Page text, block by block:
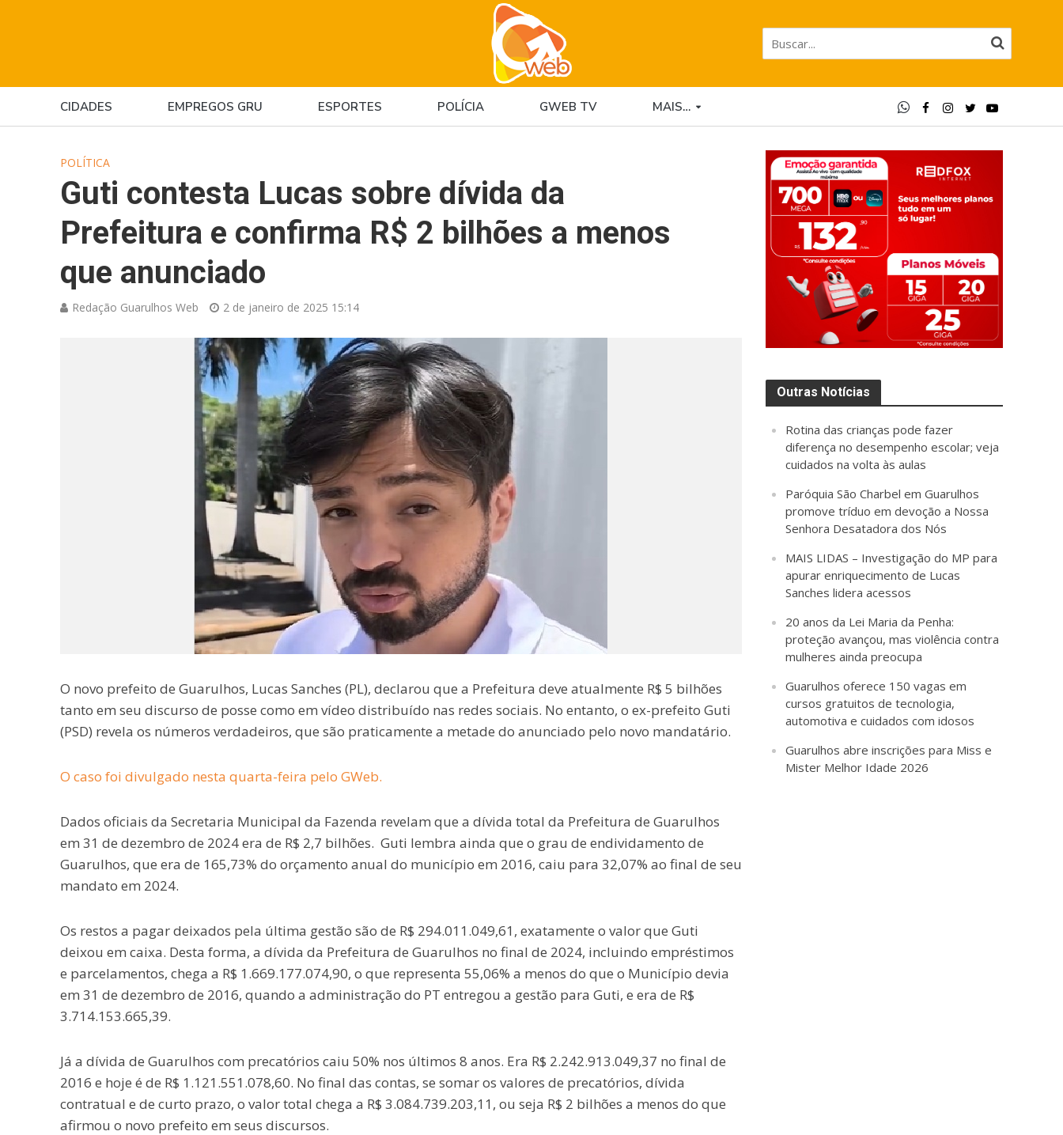
CIDADES EMPREGOS GRU ESPORTES POLÍCIA GWEB TV MAIS…
POLÍTICA
Guti contesta Lucas sobre dívida da
Prefeitura e confirma R$ 2 bilhões a menos
que anunciado
Redação Guarulhos Web 2 de janeiro de 2025 15:14
O novo prefeito de Guarulhos, Lucas Sanches (PL), declarou que a Prefeitura deve atualmente R$ 5 bilhões
tanto em seu discurso de posse como em vídeo distribuído nas redes sociais. No entanto, o ex-prefeito Guti
(PSD) revela os números verdadeiros, que são praticamente a metade do anunciado pelo novo mandatário.
O caso foi divulgado nesta quarta-feira pelo GWeb.
Dados oficiais da Secretaria Municipal da Fazenda revelam que a dívida total da Prefeitura de Guarulhos
em 31 de dezembro de 2024 era de R$ 2,7 bilhões. Guti lembra ainda que o grau de endividamento de
Guarulhos, que era de 165,73% do orçamento anual do município em 2016, caiu para 32,07% ao final de seu
mandato em 2024.
Os restos a pagar deixados pela última gestão são de R$ 294.011.049,61, exatamente o valor que Guti
deixou em caixa. Desta forma, a dívida da Prefeitura de Guarulhos no final de 2024, incluindo empréstimos
e parcelamentos, chega a R$ 1.669.177.074,90, o que representa 55,06% a menos do que o Município devia
em 31 de dezembro de 2016, quando a administração do PT entregou a gestão para Guti, e era de R$
3.714.153.665,39.
Já a dívida de Guarulhos com precatórios caiu 50% nos últimos 8 anos. Era R$ 2.242.913.049,37 no final de
2016 e hoje é de R$ 1.121.551.078,60. No final das contas, se somar os valores de precatórios, dívida
contratual e de curto prazo, o valor total chega a R$ 3.084.739.203,11, ou seja R$ 2 bilhões a menos do que
afirmou o novo prefeito em seus discursos.
Outras Notícias
Rotina das crianças pode fazer
diferença no desempenho escolar; veja
cuidados na volta às aulas
Paróquia São Charbel em Guarulhos
promove tríduo em devoção a Nossa
Senhora Desatadora dos Nós
MAIS LIDAS – Investigação do MP para
apurar enriquecimento de Lucas
Sanches lidera acessos
20 anos da Lei Maria da Penha:
proteção avançou, mas violência contra
mulheres ainda preocupa
Guarulhos oferece 150 vagas em
cursos gratuitos de tecnologia,
automotiva e cuidados com idosos
Guarulhos abre inscrições para Miss e
Mister Melhor Idade 2026